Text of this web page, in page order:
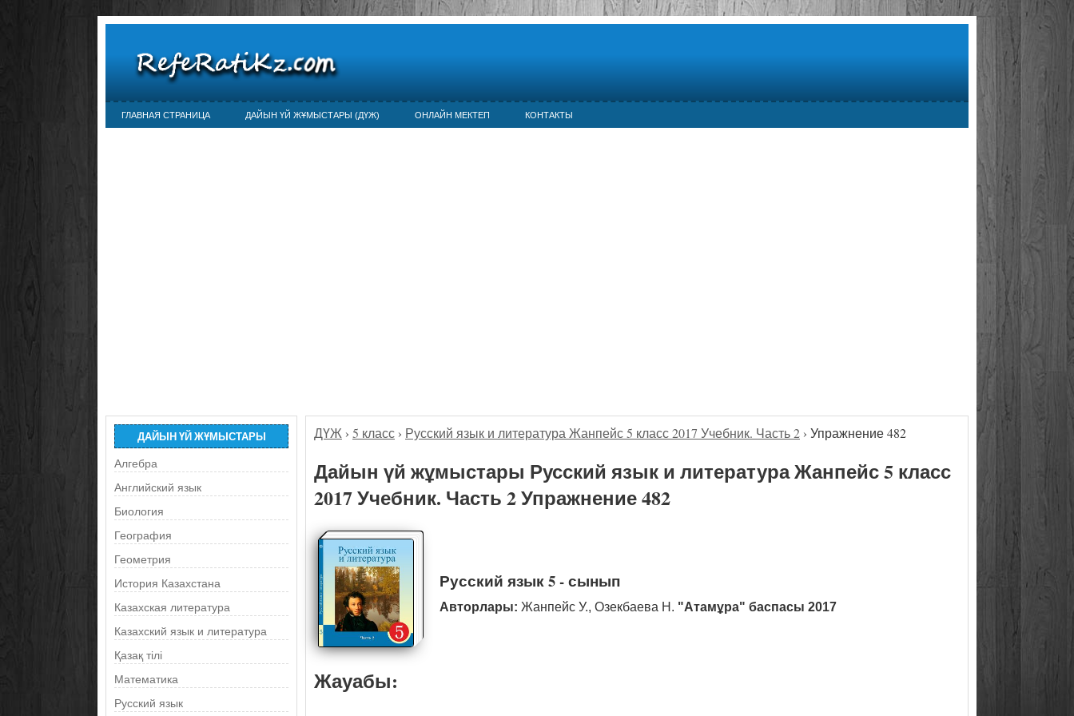
ГЛАВНАЯ СТРАНИЦА ДАЙЫН ҮЙ ЖҰМЫСТАРЫ (ДҮЖ) ОНЛАЙН МЕКТЕП КОНТАКТЫ
ДАЙЫН ҮЙ ЖҰМЫСТАРЫ
Алгебра
Английский язык
Биология
География
Геометрия
История Казахстана
Казахская литература
Казахский язык и литература
Қазақ тілі
Математика
Русский язык
ДҮЖ › 5 класс › Русский язык и литература Жанпейс 5 класс 2017 Учебник. Часть 2 › Упражнение 482
Дайын үй жұмыстары Русский язык и литература Жанпейс 5 класс
2017 Учебник. Часть 2 Упражнение 482
Русский язык 5 - сынып
Авторлары: Жанпейс У., Озекбаева Н. "Атамұра" баспасы 2017
Жауабы: